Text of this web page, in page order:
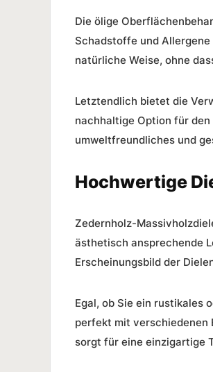
Die ölige
Schadstoffe und
natürliche Weise, ohne
Letztendlich bietet die
nachhaltige Option für den
umweltfreundliches und
Hochwertige
Zedernholz-
ästhetisch ansprechende
Erscheinungsbild der
Egal, ob Sie ein rustikales
perfekt mit verschiedenen
sorgt für eine einzigartige